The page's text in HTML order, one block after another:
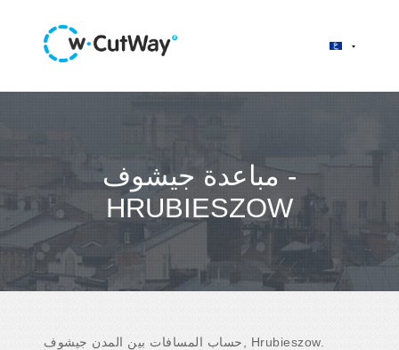
مباعدة جيشوف -
HRUBIESZOW
حساب المسافات بين المدن جيشوف, Hrubieszow.